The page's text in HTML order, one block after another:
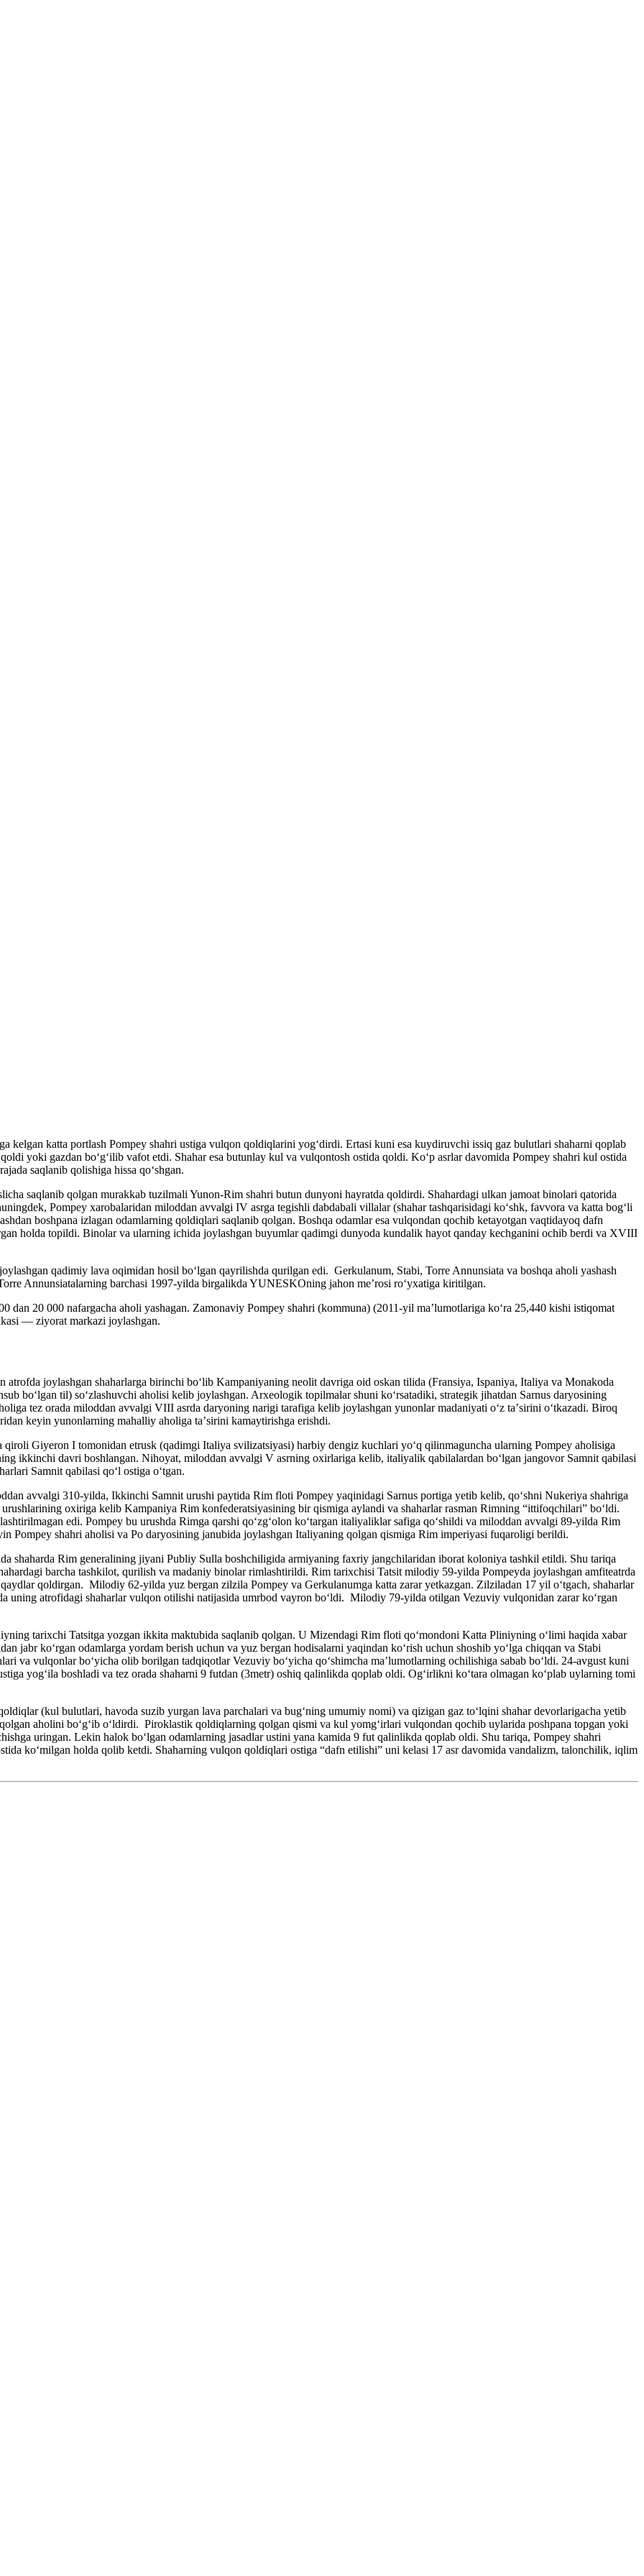
kelgan katta portlash Pompey shahri ustiga vulqon qoldiqlarini yogʻdirdi. Ertasi kuni esa kuydiruvchi issiq gaz bulutlari shaharni qoplab
yoki gazdan boʻgʻilib vafot etdi. Shahar esa butunlay kul va vulqontosh ostida qoldi. Koʻp asrlar davomida Pompey shahri kul ostida
saqlanib qolishiga hissa qoʻshgan.
saqlanib qolgan murakkab tuzilmali Yunon-Rim shahri butun dunyoni hayratda qoldirdi. Shahardagi ulkan jamoat binolari qatorida
Pompey xarobalaridan miloddan avvalgi IV asrga tegishli dabdabali villalar (shahar tashqarisidagi koʻshk, favvora va katta bogʻli
boshpana izlagan odamlarning qoldiqlari saqlanib qolgan. Boshqa odamlar esa vulqondan qochib ketayotgan vaqtidayoq dafn
holda topildi. Binolar va ularning ichida joylashgan buyumlar qadimgi dunyoda kundalik hayot qanday kechganini ochib berdi va XVIII
qadimiy lava oqimidan hosil boʻlgan qayrilishda qurilgan edi. Gerkulanum, Stabi, Torre Annunsiata va boshqa aholi yashash
Annunsiatalarning barchasi 1997-yilda birgalikda YUNESKOning jahon meʼrosi roʻyxatiga kiritilgan.
dan 20 000 nafargacha aholi yashagan. Zamonaviy Pompey shahri (kommuna) (2011-yil maʼlumotlariga koʻra 25,440 kishi istiqomat
— ziyorat markazi joylashgan.
joylashgan shaharlarga birinchi boʻlib Kampaniyaning neolit davriga oid oskan tilida (Fransiya, Ispaniya, Italiya va Monakoda
boʻlgan til) soʻzlashuvchi aholisi kelib joylashgan. Arxeologik topilmalar shuni koʻrsatadiki, strategik jihatdan Sarnus daryosining
tez orada miloddan avvalgi VIII asrda daryoning narigi tarafiga kelib joylashgan yunonlar madaniyati oʻz taʼsirini oʻtkazadi. Biroq
keyin yunonlarning mahalliy aholiga taʼsirini kamaytirishga erishdi.
Giyeron I tomonidan etrusk (qadimgi Italiya svilizatsiyasi) harbiy dengiz kuchlari yoʻq qilinmaguncha ularning Pompey aholisiga
ikkinchi davri boshlangan. Nihoyat, miloddan avvalgi V asrning oxirlariga kelib, italiyalik qabilalardan boʻlgan jangovor Samnit qabilasi
Samnit qabilasi qoʻl ostiga oʻtgan.
avvalgi 310-yilda, Ikkinchi Samnit urushi paytida Rim floti Pompey yaqinidagi Sarnus portiga yetib kelib, qoʻshni Nukeriya shahriga
oxiriga kelib Kampaniya Rim konfederatsiyasining bir qismiga aylandi va shaharlar rasman Rimning “ittifoqchilari” boʻldi.
edi. Pompey bu urushda Rimga qarshi qoʻzgʻolon koʻtargan italiyaliklar safiga qoʻshildi va miloddan avvalgi 89-yilda Rim
Pompey shahri aholisi va Po daryosining janubida joylashgan Italiyaning qolgan qismiga Rim imperiyasi fuqaroligi berildi.
shaharda Rim generalining jiyani Publiy Sulla boshchiligida armiyaning faxriy jangchilaridan iborat koloniya tashkil etildi. Shu tariqa
barcha tashkilot, qurilish va madaniy binolar rimlashtirildi. Rim tarixchisi Tatsit milodiy 59-yilda Pompeyda joylashgan amfiteatrda
qoldirgan. Milodiy 62-yilda yuz bergan zilzila Pompey va Gerkulanumga katta zarar yetkazgan. Zilziladan 17 yil oʻtgach, shaharlar
uning atrofidagi shaharlar vulqon otilishi natijasida umrbod vayron boʻldi. Milodiy 79-yilda otilgan Vezuviy vulqonidan zarar koʻrgan
tarixchi Tatsitga yozgan ikkita maktubida saqlanib qolgan. U Mizendagi Rim floti qoʻmondoni Katta Pliniyning oʻlimi haqida xabar
jabr koʻrgan odamlarga yordam berish uchun va yuz bergan hodisalarni yaqindan koʻrish uchun shoshib yoʻlga chiqqan va Stabi
va vulqonlar boʻyicha olib borilgan tadqiqotlar Vezuviy boʻyicha qoʻshimcha maʼlumotlarning ochilishiga sabab boʻldi. 24-avgust kuni
yogʻila boshladi va tez orada shaharni 9 futdan (3metr) oshiq qalinlikda qoplab oldi. Ogʻirlikni koʻtara olmagan koʻplab uylarning tomi
(kul bulutlari, havoda suzib yurgan lava parchalari va bugʻning umumiy nomi) va qizigan gaz toʻlqini shahar devorlarigacha yetib
aholini boʻgʻib oʻldirdi. Piroklastik qoldiqlarning qolgan qismi va kul yomgʻirlari vulqondan qochib uylarida poshpana topgan yoki
uringan. Lekin halok boʻlgan odamlarning jasadlar ustini yana kamida 9 fut qalinlikda qoplab oldi. Shu tariqa, Pompey shahri
koʻmilgan holda qolib ketdi. Shaharning vulqon qoldiqlari ostiga “dafn etilishi” uni kelasi 17 asr davomida vandalizm, talonchilik, iqlim